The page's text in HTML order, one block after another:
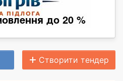
Створити тендер